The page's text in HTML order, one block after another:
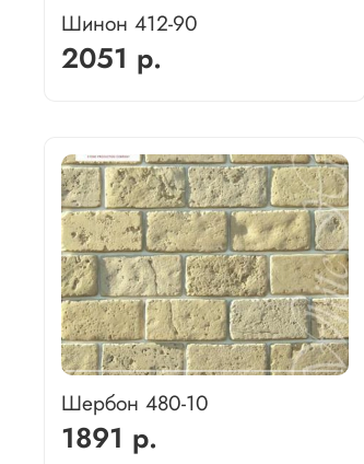
Шинон 412-90
2051 р.
Шербон 480-10
1891 р.